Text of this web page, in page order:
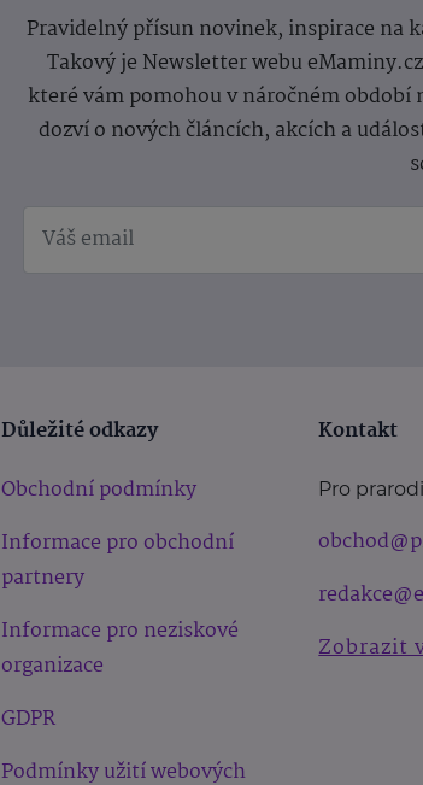
Pravidelný přísun novinek, inspirace na
Takový je Newsletter webu
které vám pomohou v náročném
dozví o nových článcích, akcích a
Důležité odkazy
Obchodní podmínky
Informace pro obchodní
partnery
Informace pro neziskové
organizace
GDPR
Podmínky užití webových
Kontakt
Pro
Zobrazit